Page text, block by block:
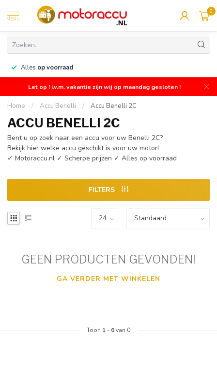
MENU
0
Alles op voorraad
Let op ! i.v.m. vakantie zijn wij op maandag gesloten !
Home / Accu Benelli / Accu Benelli 2C
ACCU BENELLI 2C
Bent u op zoek naar een accu voor uw Benelli 2C?
Bekijk hier welke accu geschikt is voor uw motor!
✓ Motoraccu.nl ✓ Scherpe prijzen ✓ Alles op voorraad
FILTERS
GEEN PRODUCTEN GEVONDEN!
GA VERDER MET WINKELEN
Toon 1 - 0van 0